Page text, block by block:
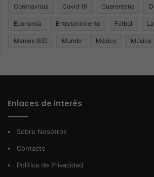
Coronavirus Covid 19 Cuarentena
Economía Entretenimiento Fútbol
Memes (ES) Mundo México Música
Enlaces de interés
Sobre Nosotros
Contacto
Política de Privacidad